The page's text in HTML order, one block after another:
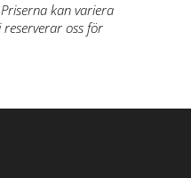
kan variera
oss för